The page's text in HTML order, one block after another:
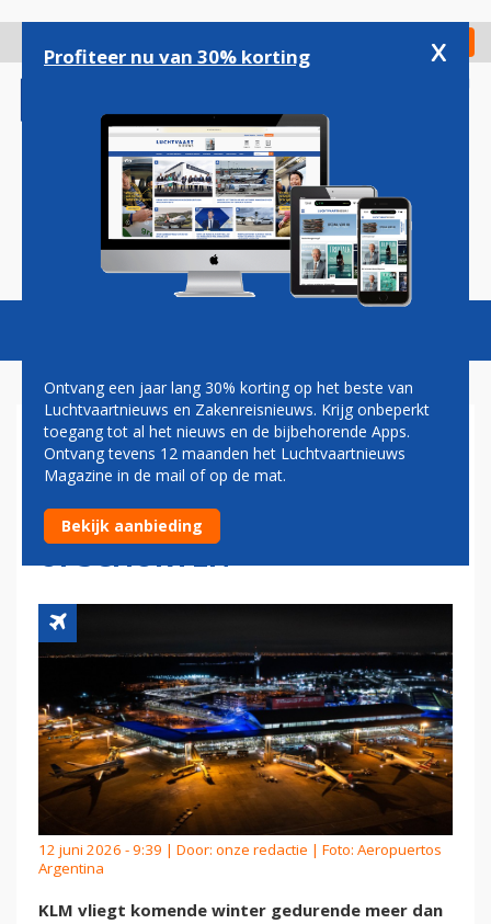
gaan
Check in
Magazine Podcasts Vacatures
KLM MOET LIJNDIENST
TUSSEN SCHIPHOL EN
BUENOS AIRES TIJDELIJK
OPSCHORTEN
12 juni 2026 - 9:39 | Door: onze redactie | Foto: Aeropuertos
Argentina
KLM vliegt komende winter gedurende meer dan
Profiteer nu van 30% korting x
Ontvang een jaar lang 30% korting op het beste van
Luchtvaartnieuws en Zakenreisnieuws. Krijg onbeperkt
toegang tot al het nieuws en de bijbehorende Apps.
Ontvang tevens 12 maanden het Luchtvaartnieuws
Magazine in de mail of op de mat.
Bekijk aanbieding